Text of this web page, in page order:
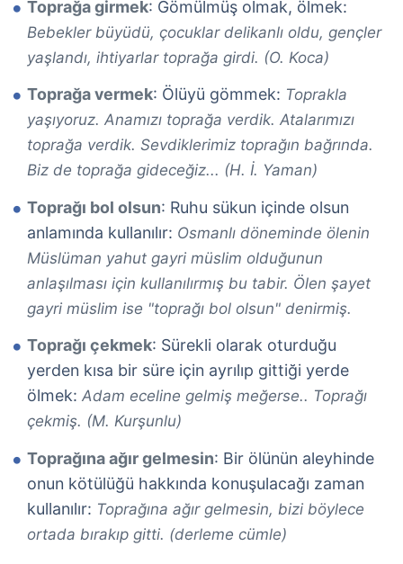
Toprağa girmek: Gömülmüş olmak, ölmek:
Bebekler büyüdü, çocuklar delikanlı oldu, gençler
yaşlandı, ihtiyarlar toprağa girdi. (O. Koca)
Toprağa vermek: Ölüyü gömmek: Toprakla
yaşıyoruz. Anamızı toprağa verdik. Atalarımızı
toprağa verdik. Sevdiklerimiz toprağın bağrında.
Biz de toprağa gideceğiz... (H. İ. Yaman)
Toprağı bol olsun: Ruhu sükun içinde olsun
anlamında kullanılır: Osmanlı döneminde ölenin
Müslüman yahut gayri müslim olduğunun
anlaşılması için kullanılırmış bu tabir. Ölen şayet
gayri müslim ise "toprağı bol olsun" denirmiş.
Toprağı çekmek: Sürekli olarak oturduğu
yerden kısa bir süre için ayrılıp gittiği yerde
ölmek: Adam eceline gelmiş meğerse.. Toprağı
çekmiş. (M. Kurşunlu)
Toprağına ağır gelmesin: Bir ölünün aleyhinde
onun kötülüğü hakkında konuşulacağı zaman
kullanılır: Toprağına ağır gelmesin, bizi böylece
ortada bırakıp gitti. (derleme cümle)